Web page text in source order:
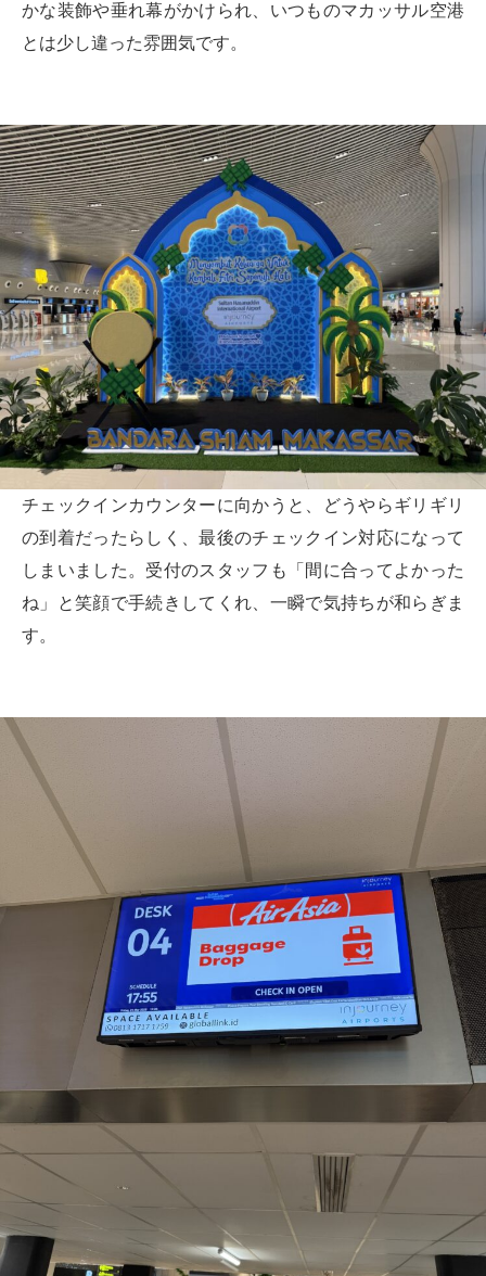
かな装飾や垂れ幕がかけられ、いつものマカッサル空港
とは少し違った雰囲気です。
チェックインカウンターに向かうと、どうやらギリギリ
の到着だったらしく、最後のチェックイン対応になって
しまいました。受付のスタッフも「間に合ってよかった
ね」と笑顔で手続きしてくれ、一瞬で気持ちが和らぎま
す。